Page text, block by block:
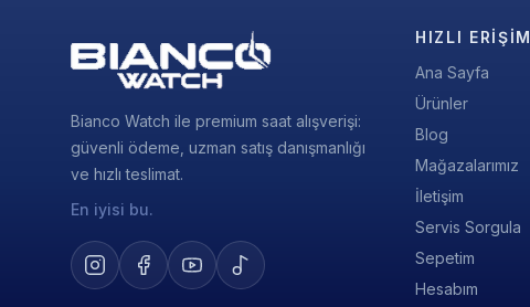
Bianco Watch ile premium saat alışverişi:
güvenli ödeme, uzman satış danışmanlığı
ve hızlı teslimat.
En iyisi bu.
HIZLI ERIŞIM
Ana Sayfa
Ürünler
Blog
Mağazalarımız
İletişim
Servis Sorgula
Sepetim
Hesabım